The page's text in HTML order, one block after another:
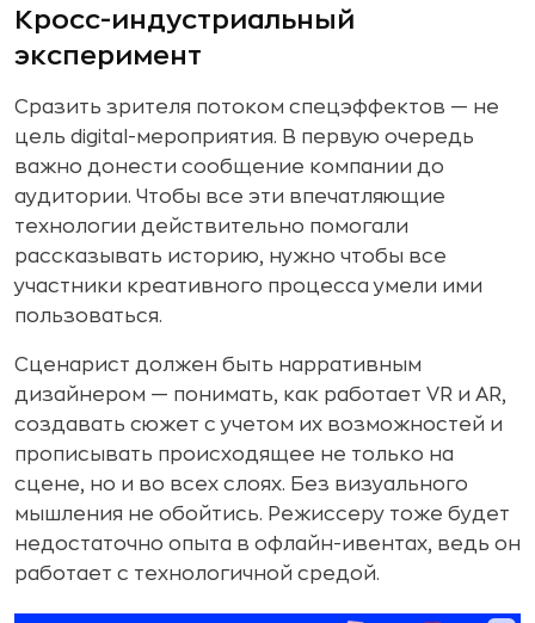
Кросс-индустриальный
эксперимент
Сразить зрителя потоком спецэффектов — не
цель digital-мероприятия. В первую очередь
важно донести сообщение компании до
аудитории. Чтобы все эти впечатляющие
технологии действительно помогали
рассказывать историю, нужно чтобы все
участники креативного процесса умели ими
пользоваться.
Сценарист должен быть нарративным
дизайнером — понимать, как работает VR и AR,
создавать сюжет с учетом их возможностей и
прописывать происходящее не только на
сцене, но и во всех слоях. Без визуального
мышления не обойтись. Режиссеру тоже будет
недостаточно опыта в офлайн-ивентах, ведь он
работает с технологичной средой.